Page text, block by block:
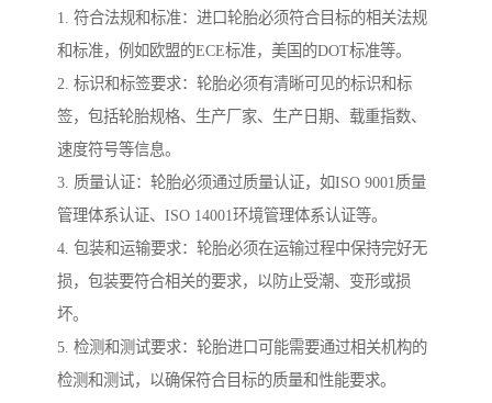
1. 符合法规和标准：进口轮胎必须符合目标的相关法规
和标准，例如欧盟的ECE标准，美国的DOT标准等。
2. 标识和标签要求：轮胎必须有清晰可见的标识和标
签，包括轮胎规格、生产厂家、生产日期、载重指数、
速度符号等信息。
3. 质量认证：轮胎必须通过质量认证，如ISO 9001质量
管理体系认证、ISO 14001环境管理体系认证等。
4. 包装和运输要求：轮胎必须在运输过程中保持完好无
损，包装要符合相关的要求，以防止受潮、变形或损
坏。
5. 检测和测试要求：轮胎进口可能需要通过相关机构的
检测和测试，以确保符合目标的质量和性能要求。